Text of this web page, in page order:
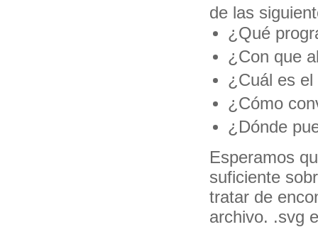
de las
¿Qué
¿Con que
¿Cuál es
¿Cómo
¿Dónde
Esperamos
suficiente
tratar de
archivo. .svg